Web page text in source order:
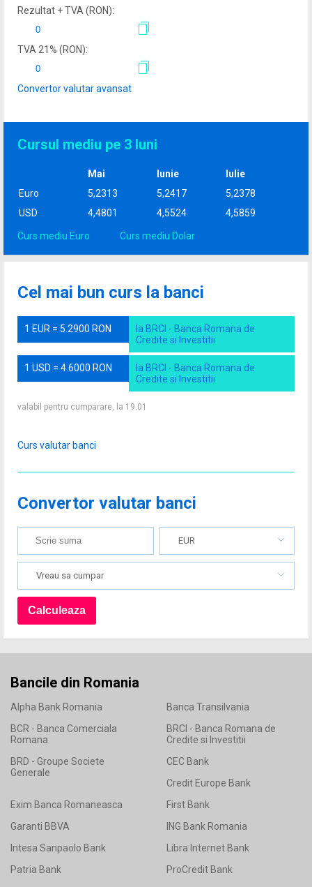
Rezultat + TVA (RON):
TVA 21% (RON):
Convertor valutar avansat
Cursul mediu pe 3 luni
Mai Iunie
Iulie
Euro
5,2313 5,2417
5,2378
USD
4,4801 4,5524 4,5859
Curs mediu Euro Curs mediu Dolar
Cel mai bun curs la banci
1 EUR = 5.2900 RON
la BRCI - Banca Romana de
Credite si Investitii
1 USD = 4.6000 RON
la BRCI - Banca Romana de
Credite si Investitii
valabil pentru cumparare, la 19.01
Curs valutar banci
Convertor valutar banci
EUR
Vreau sa cumpar
Bancile din Romania
Alpha Bank Romania
Banca Transilvania
BCR - Banca Comerciala
Romana
BRCI - Banca Romana de
Credite si Investitii
BRD - Groupe Societe
Generale
CEC Bank
Credit Europe Bank
Exim Banca Romaneasca
First Bank
Garanti BBVA
ING Bank Romania
Intesa Sanpaolo Bank
Libra Internet Bank
Patria Bank
ProCredit Bank